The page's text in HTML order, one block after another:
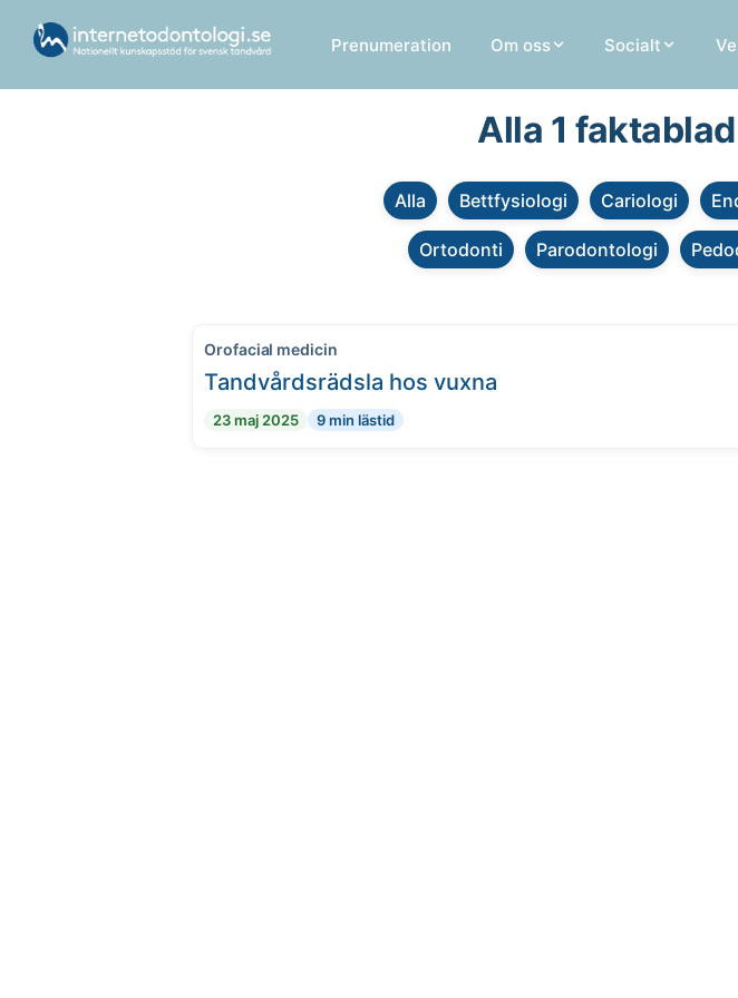
Prenumeration Om oss Socialt
Alla 1
Alla Bettfysiologi Cariologi
Ortodonti Parodontologi
Orofacial medicin
Tandvårdsrädsla hos vuxna
23 maj 2025 9 min lästid